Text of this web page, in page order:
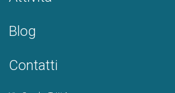
Blog
Contatti